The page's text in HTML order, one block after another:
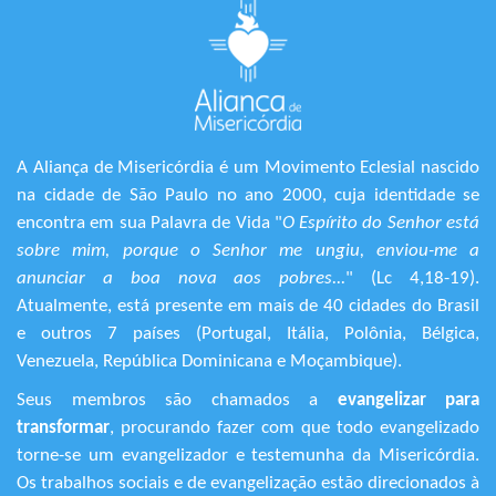
A Aliança de Misericórdia é um Movimento Eclesial nascido
na cidade de São Paulo no ano 2000, cuja identidade se
encontra em sua Palavra de Vida "O Espírito do Senhor está
sobre mim, porque o Senhor me ungiu, enviou-me a
anunciar a boa nova aos pobres..." (Lc 4,18-19).
Atualmente, está presente em mais de 40 cidades do Brasil
e outros 7 países (Portugal, Itália, Polônia, Bélgica,
Venezuela, República Dominicana e Moçambique).
Seus membros são chamados a evangelizar para
transformar, procurando fazer com que todo evangelizado
torne-se um evangelizador e testemunha da Misericórdia.
Os trabalhos sociais e de evangelização estão direcionados à